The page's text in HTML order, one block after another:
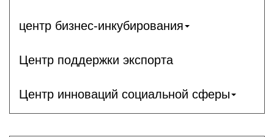
центр бизнес-инкубирования
Центр поддержки экспорта
Центр инноваций социальной сферы